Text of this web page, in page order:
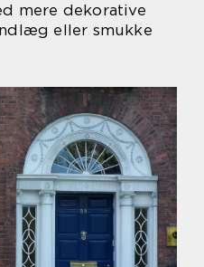
mere dekorative
eller smukke